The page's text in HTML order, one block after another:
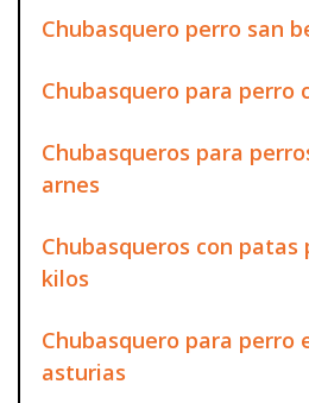
Chubasquero perro san
Chubasquero para perro
Chubasqueros para
arnes
Chubasqueros con patas
kilos
Chubasquero para perro
asturias